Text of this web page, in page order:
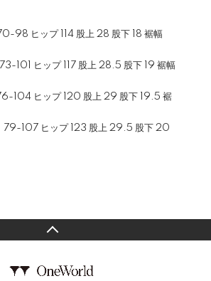
98 ヒップ 114 股上 28 股下 18 裾幅
101 ヒップ 117 股上 28.5 股下 19 裾幅
104 ヒップ 120 股上 29 股下 19.5 裾
79-107 ヒップ 123 股上 29.5 股下 20